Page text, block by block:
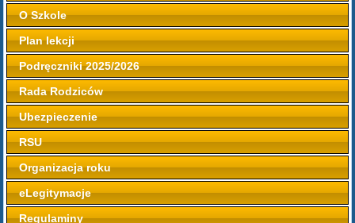
O Szkole
Plan lekcji
Podręczniki 2025/2026
Rada Rodziców
Ubezpieczenie
RSU
Organizacja roku
eLegitymacje
Regulaminy